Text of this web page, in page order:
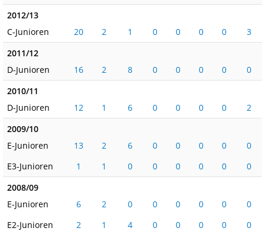
2012/13
C-Junioren
20 2 1 0 0 0 0
3
2011/12
D-Junioren
16 2 8 0 0 0 0
0
2010/11
D-Junioren
12 1 6 0 0 0 0
2
2009/10
E-Junioren
13 2 6 0 0 0 0
0
E3-Junioren
1 1 0 0 0 0 0
0
2008/09
E-Junioren
6 2 0 0 0 0 0
0
E2-Junioren
2 1 4 0 0 0 0 0